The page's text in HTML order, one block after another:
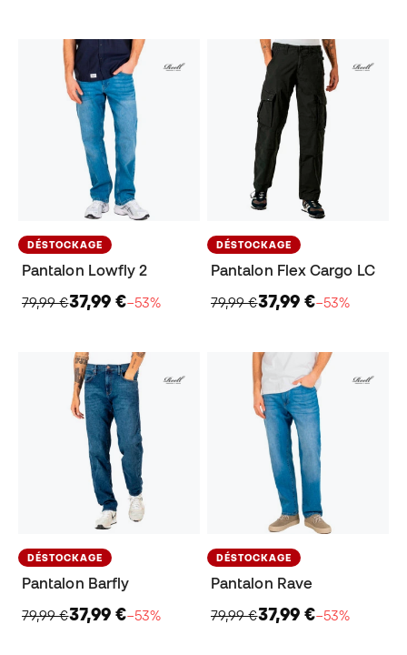
DÉSTOCKAGE
Pantalon Lowfly 2
79,99 €37,99 €−53%
DÉSTOCKAGE
Pantalon Flex Cargo LC
79,99 €37,99 €−53%
DÉSTOCKAGE
Pantalon Barfly
79,99 €37,99 €−53%
DÉSTOCKAGE
Pantalon Rave
79,99 €37,99 €−53%